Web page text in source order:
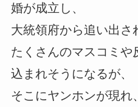
婚が成立し、
大統領府から追い出さ
たくさんのマスコミや
込まれそうになるが、
そこにヤンホンが現れ